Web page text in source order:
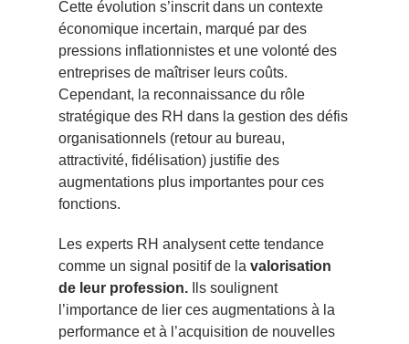
Cette évolution s’inscrit dans un contexte
économique incertain, marqué par des
pressions inflationnistes et une volonté des
entreprises de maîtriser leurs coûts.
Cependant, la reconnaissance du rôle
stratégique des RH dans la gestion des défis
organisationnels (retour au bureau,
attractivité, fidélisation) justifie des
augmentations plus importantes pour ces
fonctions.
Les experts RH analysent cette tendance
comme un signal positif de la valorisation
de leur profession. Ils soulignent
l’importance de lier ces augmentations à la
performance et à l’acquisition de nouvelles